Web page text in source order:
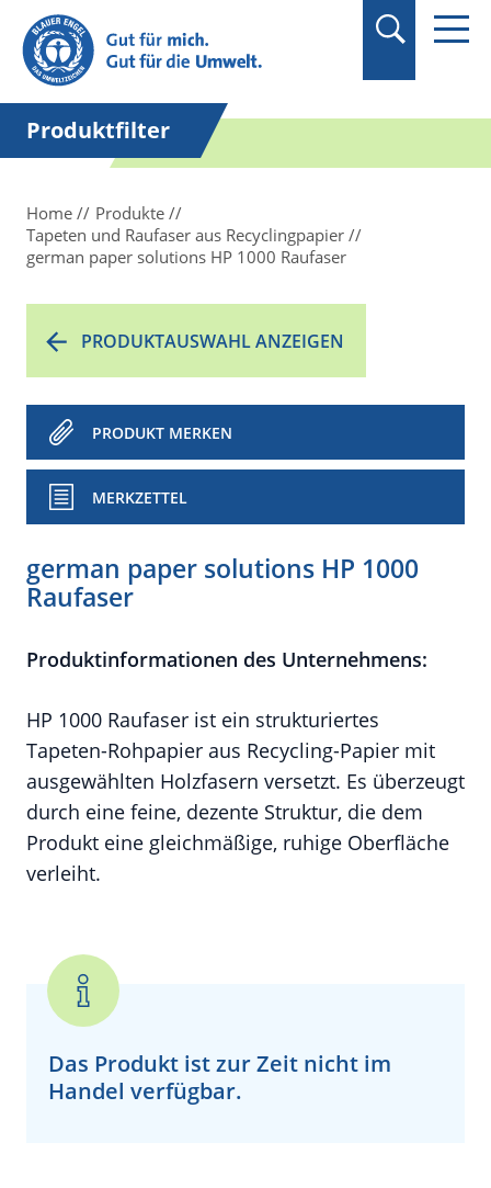
Suchbegriff in
Anführungszeichen
setzen.
Produktfilter
Home
Produkte
Tapeten und Raufaser aus Recyclingpapier
german paper solutions HP 1000 Raufaser
PRODUKTAUSWAHL ANZEIGEN
PRODUKT MERKEN
MERKZETTEL
german paper solutions HP 1000
Raufaser
Produktinformationen des Unternehmens:
HP 1000 Raufaser ist ein strukturiertes
Tapeten-Rohpapier aus Recycling-Papier mit
ausgewählten Holzfasern versetzt. Es überzeugt
durch eine feine, dezente Struktur, die dem
Produkt eine gleichmäßige, ruhige Oberfläche
verleiht.
Das Produkt ist zur Zeit nicht im
Handel verfügbar.